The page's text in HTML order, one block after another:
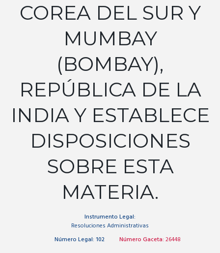
COREA DEL SUR Y
MUMBAY
(BOMBAY),
REPÚBLICA DE LA
INDIA Y ESTABLECE
DISPOSICIONES
SOBRE ESTA
MATERIA.
Instrumento Legal:
Resoluciones Administrativas
Número Legal: 102 Número Gaceta: 26448